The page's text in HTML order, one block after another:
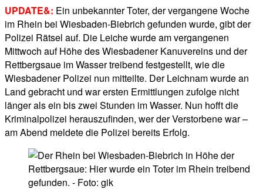
UPDATE&: Ein unbekannter Toter, der vergangene Woche
im Rhein bei Wiesbaden-Biebrich gefunden wurde, gibt der
Polizei Rätsel auf. Die Leiche wurde am vergangenen
Mittwoch auf Höhe des Wiesbadener Kanuvereins und der
Rettbergsaue im Wasser treibend festgestellt, wie die
Wiesbadener Polizei nun mitteilte. Der Leichnam wurde an
Land gebracht und war ersten Ermittlungen zufolge nicht
länger als ein bis zwei Stunden im Wasser. Nun hofft die
Kriminalpolizei herauszufinden, wer der Verstorbene war –
am Abend meldete die Polizei bereits Erfolg.